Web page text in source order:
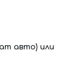
авто) или